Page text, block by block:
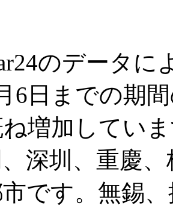
のデータに
6日までの期
増加してい
深圳、重慶
です。無錫